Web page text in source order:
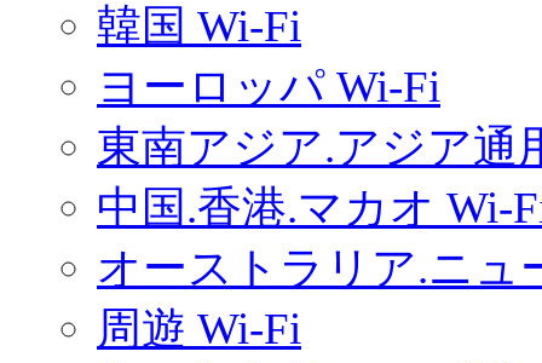
韓国 Wi-Fi
ヨーロッパ Wi-Fi
東南アジア.アジア通
中国.香港.マカオ Wi-
オーストラリア.ニュ
周遊 Wi-Fi